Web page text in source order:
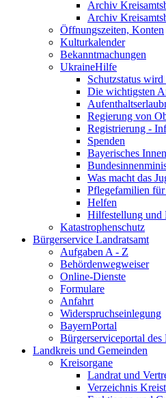
Archiv
Archiv
Öffnungszeiten, Konten
Kulturkalender
Bekanntmachungen
UkraineHilfe
Schutzstatus
Die wichtigsten
Regierung von
Registrierung -
Spenden
Bayerisches
Was macht das
Pflegefamilien
Helfen
Hilfestellung und
Katastrophenschutz
Bürgerservice Landratsamt
Aufgaben A - Z
Behördenwegweiser
Online-Dienste
Formulare
Anfahrt
Widerspruchseinlegung
BayernPortal
Bürgerserviceportal des
Landkreis und Gemeinden
Kreisorgane
Landrat und
Verzeichnis